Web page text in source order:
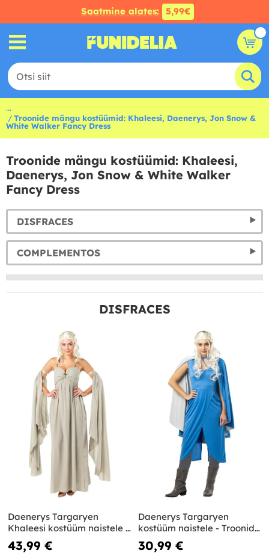
Saatmine alates: 5,99€
...
Troonide mängu kostüümid: Khaleesi, Daenerys, Jon Snow &
White Walker Fancy Dress
Troonide mängu kostüümid: Khaleesi,
Daenerys, Jon Snow & White Walker
Fancy Dress
DISFRACES
COMPLEMENTOS
DISFRACES
Daenerys Targaryen
Khaleesi kostüüm naistele -
Troonide Mäng
43,99 €
Daenerys Targaryen
kostüüm naistele - Troonide
Mäng
30,99 €